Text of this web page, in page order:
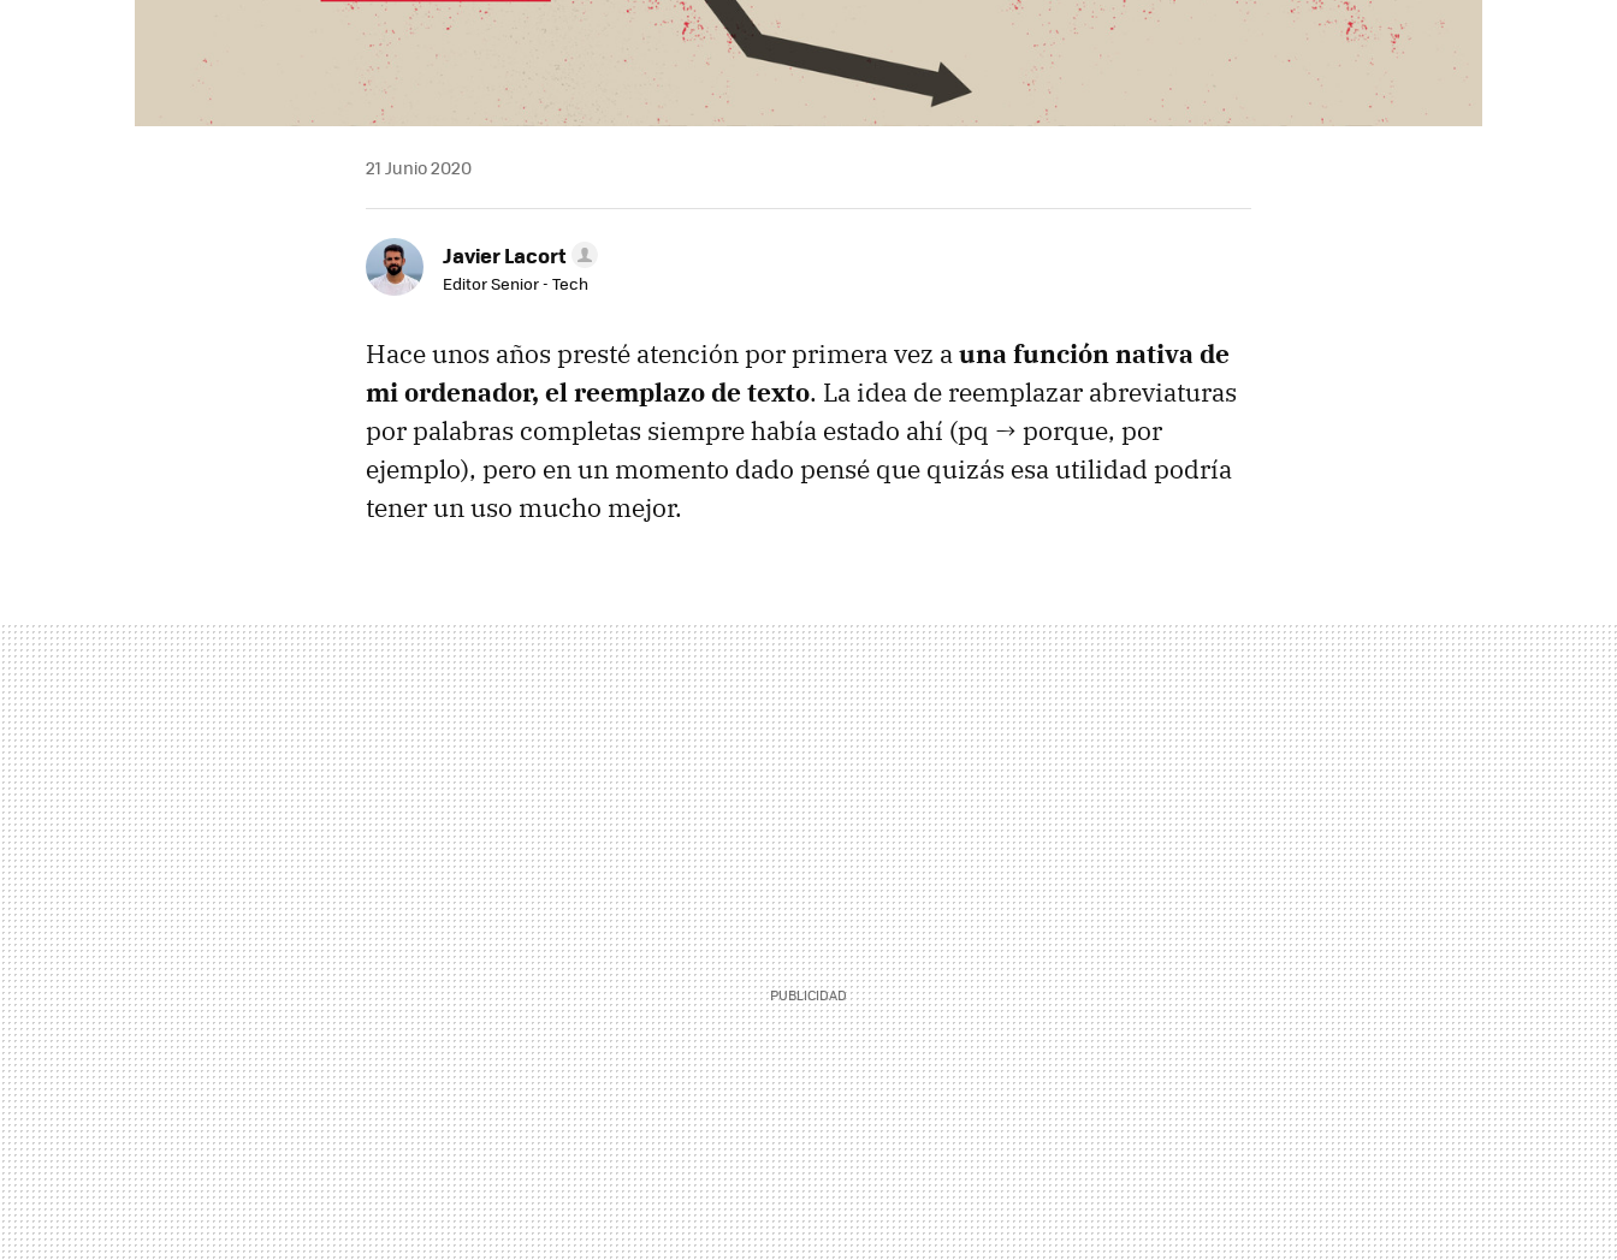
21 Junio 2020
Javier Lacort
Editor Senior - Tech
Hace unos años presté atención por primera vez auna función nativa de
mi ordenador, el reemplazo de texto. La idea de reemplazar abreviaturas
por palabras completas siempre había estado ahí (pq → porque, por
ejemplo), pero en un momento dado pensé que quizás esa utilidad podría
tener un uso mucho mejor.